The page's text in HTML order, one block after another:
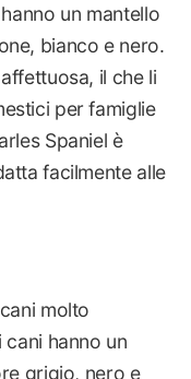
un mantello
bianco e nero.
il che li
per famiglie
Spaniel è
facilmente alle
molto
hanno un
grigio, nero e